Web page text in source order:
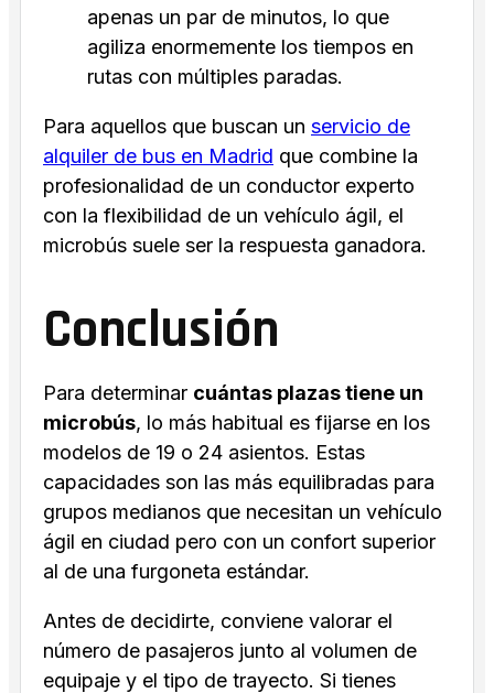
apenas un par de minutos, lo que
agiliza enormemente los tiempos en
rutas con múltiples paradas.
Para aquellos que buscan un servicio de
alquiler de bus en Madrid que combine la
profesionalidad de un conductor experto
con la flexibilidad de un vehículo ágil, el
microbús suele ser la respuesta ganadora.
Conclusión
Para determinar cuántas plazas tiene un
microbús, lo más habitual es fijarse en los
modelos de 19 o 24 asientos. Estas
capacidades son las más equilibradas para
grupos medianos que necesitan un vehículo
ágil en ciudad pero con un confort superior
al de una furgoneta estándar.
Antes de decidirte, conviene valorar el
número de pasajeros junto al volumen de
equipaje y el tipo de trayecto. Si tienes